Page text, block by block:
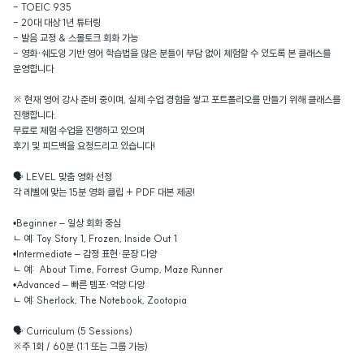
- TOEIC 935
- 20대 대상 1년 튜터링
- 발음 교정 & 스몰토크 회화 가능
- 영화·쉐도잉 기반 영어 학습법을 많은 분들이 부담 없이 체험할 수 있도록 본 클래스를
운영합니다
※ 현재 영어 강사 준비 중이며, 실제 수업 경험을 쌓고 포트폴리오를 만들기 위해 클래스를
진행합니다.
무료로 체험 수업을 진행하고 있으며
후기 및 피드백을 요청드리고 있습니다!
🗣️ LEVEL 맞춤 영화 선정
각 레벨에 맞는 15분 영화 클립 + PDF 대본 제공!
•Beginner – 일상 회화 중심
ㄴ 예: Toy Story 1, Frozen, Inside Out 1
•Intermediate – 감정 표현·문장 다양
ㄴ 예: About Time, Forrest Gump, Maze Runner
•Advanced – 빠른 템포·억양 다양
ㄴ 예: Sherlock, The Notebook, Zootopia
🗣️ Curriculum (5 Sessions)
※주 1회 / 60분 (1:1 또는 그룹 가능)